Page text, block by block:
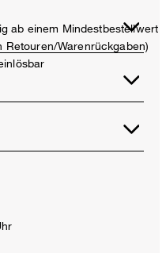
ab einem Mindestbestellwert
Retouren/Warenrückgaben)